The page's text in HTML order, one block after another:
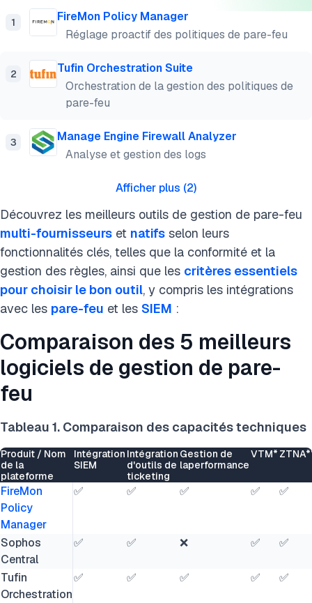
1
FireMon Policy Manager
Réglage proactif des politiques de pare-feu
2
Tufin Orchestration Suite
Orchestration de la gestion des politiques de
pare-feu
3
Manage Engine Firewall Analyzer
Analyse et gestion des logs
Afficher plus (2)
Découvrez les meilleurs outils de gestion de pare-feu
multi-fournisseurs et natifs selon leurs
fonctionnalités clés, telles que la conformité et la
gestion des règles, ainsi que les critères essentiels
pour choisir le bon outil, y compris les intégrations
avec les pare-feu et les SIEM :
Comparaison des 5 meilleurs
logiciels de gestion de pare-
feu
Tableau 1. Comparaison des capacités techniques
Produit / Nom
de la
plateforme
Intégration
SIEM
Intégration
d'outils de
ticketing
Gestion de
laperformance
VTM*
FireMon
Policy
Manager
✅ ✅ ✅ ✅ ✅
Sophos
Central
✅ ✅ ❌ ✅ ✅
Tufin
Orchestration
✅ ✅ ✅ ✅ ✅